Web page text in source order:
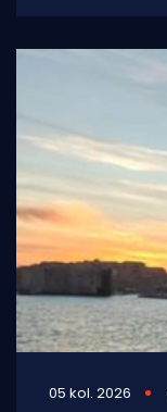
05 kol. 2026